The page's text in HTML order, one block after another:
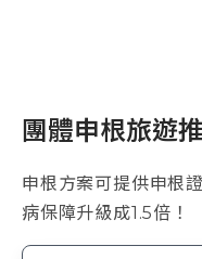
團體申根旅遊
申根方案可提供申根
病保障升級成1.5倍！